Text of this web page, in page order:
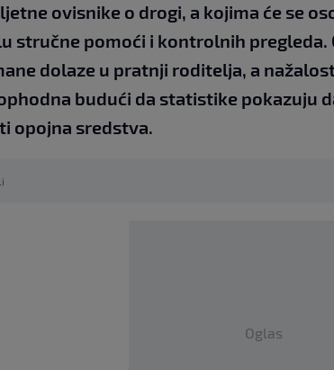
ovisnike o drogi, a kojima će se
stručne pomoći i kontrolnih pregleda.
dolaze u pratnji roditelja, a
budući da statistike pokazuju
opojna sredstva.
Oglas